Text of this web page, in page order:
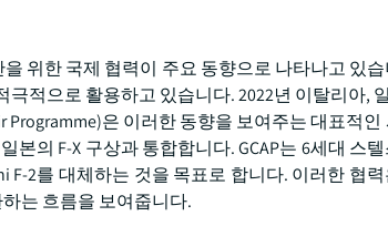
위한 국제 협력이 주요 동향으로 나타나고 있
적으로 활용하고 있습니다. 2022년 이탈리아,
은 이러한 동향을 보여주는 대표적
본의 F-X 구상과 통합합니다. GCAP는 6세대 스
F-2를 대체하는 것을 목표로 합니다. 이러한 협
는 흐름을 보여줍니다.